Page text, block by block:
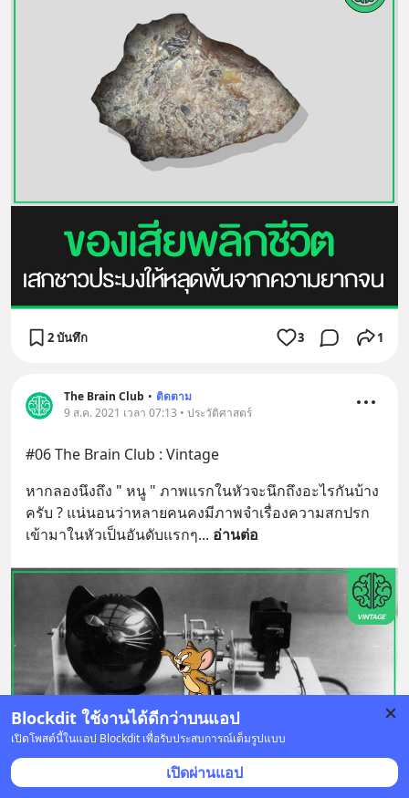
Blockdit ใช้งานได้ดีกว่าบนแอป
เปิดโพสต์นี้ในแอป Blockdit เพื่อรับประสบการณ์เต็มรูปแบบ
เปิดผ่านแอป
2 บันทึก 3 1
The Brain Club • ติดตาม
9 ส.ค. 2021 เวลา 07:13 • ประวัติศาสตร์
#06 The Brain Club : Vintage
หากลองนึงถึง " หนู " ภาพแรกในหัวจะนึกถึงอะไรกันบ้าง
ครับ ? แน่นอนว่าหลายคนคงมีภาพจำเรื่องความสกปรก
เข้ามาในหัวเป็นอันดับแรกๆ... อ่านต่อ